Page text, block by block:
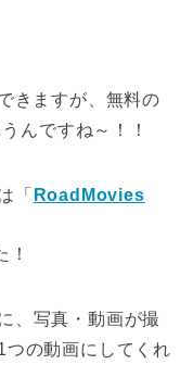
きますが、無料の
んですね～！！
「 RoadMovies
！
、写真・動画が撮
つの動画にしてくれ